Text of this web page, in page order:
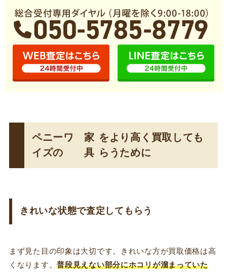
ペニーワ
イズの
家
具
をより高く買取しても
らうために
きれいな状態で査定してもらう
まず見た目の印象は大切です。きれいな方が買取価格は高
くなります。普段見えない部分にホコリが溜まっていた